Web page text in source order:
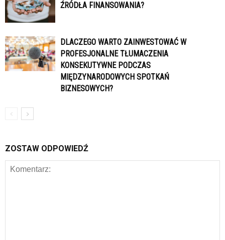
ŹRÓDŁA FINANSOWANIA?
DLACZEGO WARTO ZAINWESTOWAĆ W
PROFESJONALNE TŁUMACZENIA
KONSEKUTYWNE PODCZAS
MIĘDZYNARODOWYCH SPOTKAŃ
BIZNESOWYCH?
ZOSTAW ODPOWIEDŹ